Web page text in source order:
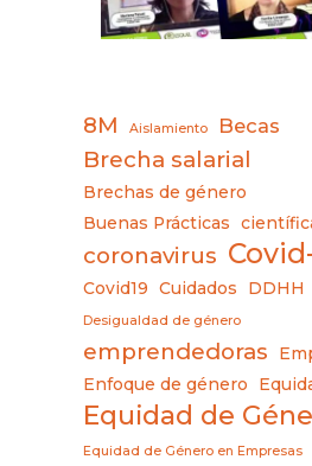
8M Aislamiento Becas
Brecha salarial
Brechas de género
Buenas Prácticas
coronavirus
Covid19 Cuidados DDHH
Desigualdad de género
emprendedoras
Enfoque de género
Equidad de
Equidad de Género en Empresas